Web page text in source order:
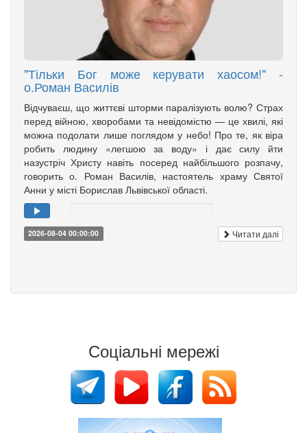
"Тільки Бог може керувати хаосом!" -
о.Роман Василів
Відчуваєш, що життєві шторми паралізують волю? Страх
перед війною, хворобами та невідомістю — це хвилі, які
можна подолати лише поглядом у небо! Про те, як віра
робить людину «легшою за воду» і дає силу йти
назустріч Христу навіть посеред найбільшого розпачу,
говорить о. Роман Василів, настоятель храму Святої
Анни у місті Борислав Львівської області.
2026-08-04 00:00:00 Читати далі
Соціальні мережі